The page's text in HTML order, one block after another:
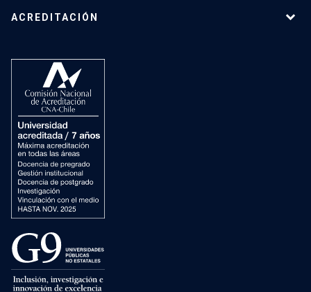
ACREDITACIÓN